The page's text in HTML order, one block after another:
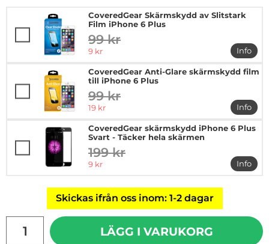
CoveredGear Skärmskydd av Slitstark
Film iPhone 6 Plus
tidigare pris
99 kr
rea pris
9 kr
Info
mer
CoveredGear Anti-Glare skärmskydd film
till iPhone 6 Plus
tidigare pris
99 kr
rea pris
19 kr
Info
mer
CoveredGear skärmskydd iPhone 6 Plus
Svart - Täcker hela skärmen
tidigare pris
199 kr
rea pris
9 kr
Info
mer
Skickas ifrån oss inom: 1-2 dagar
LÄGG I VARUKORG